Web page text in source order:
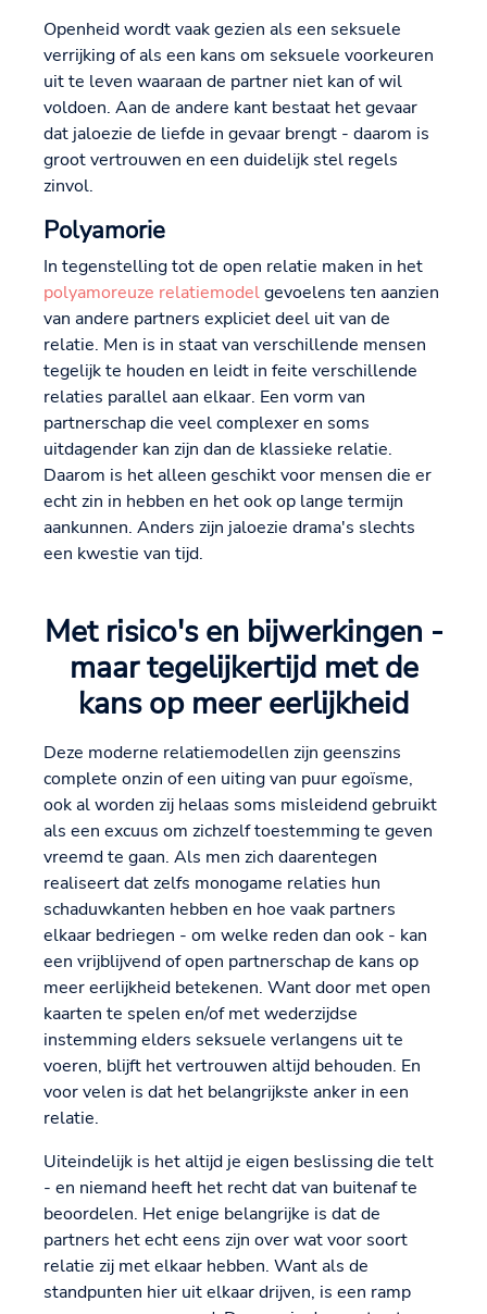
Openheid wordt vaak gezien als een seksuele
verrijking of als een kans om seksuele voorkeuren
uit te leven waaraan de partner niet kan of wil
voldoen. Aan de andere kant bestaat het gevaar
dat jaloezie de liefde in gevaar brengt - daarom is
groot vertrouwen en een duidelijk stel regels
zinvol.
Polyamorie
In tegenstelling tot de open relatie maken in het
polyamoreuze relatiemodelgevoelens ten aanzien
van andere partners expliciet deel uit van de
relatie. Men is in staat van verschillende mensen
tegelijk te houden en leidt in feite verschillende
relaties parallel aan elkaar. Een vorm van
partnerschap die veel complexer en soms
uitdagender kan zijn dan de klassieke relatie.
Daarom is het alleen geschikt voor mensen die er
echt zin in hebben en het ook op lange termijn
aankunnen. Anders zijn jaloezie drama's slechts
een kwestie van tijd.
Met risico's en bijwerkingen -
maar tegelijkertijd met de
kans op meer eerlijkheid
Deze moderne relatiemodellen zijn geenszins
complete onzin of een uiting van puur egoïsme,
ook al worden zij helaas soms misleidend gebruikt
als een excuus om zichzelf toestemming te geven
vreemd te gaan. Als men zich daarentegen
realiseert dat zelfs monogame relaties hun
schaduwkanten hebben en hoe vaak partners
elkaar bedriegen - om welke reden dan ook - kan
een vrijblijvend of open partnerschap de kans op
meer eerlijkheid betekenen. Want door met open
kaarten te spelen en/of met wederzijdse
instemming elders seksuele verlangens uit te
voeren, blijft het vertrouwen altijd behouden. En
voor velen is dat het belangrijkste anker in een
relatie.
Uiteindelijk is het altijd je eigen beslissing die telt
- en niemand heeft het recht dat van buitenaf te
beoordelen. Het enige belangrijke is dat de
partners het echt eens zijn over wat voor soort
relatie zij met elkaar hebben. Want als de
standpunten hier uit elkaar drijven, is een ramp